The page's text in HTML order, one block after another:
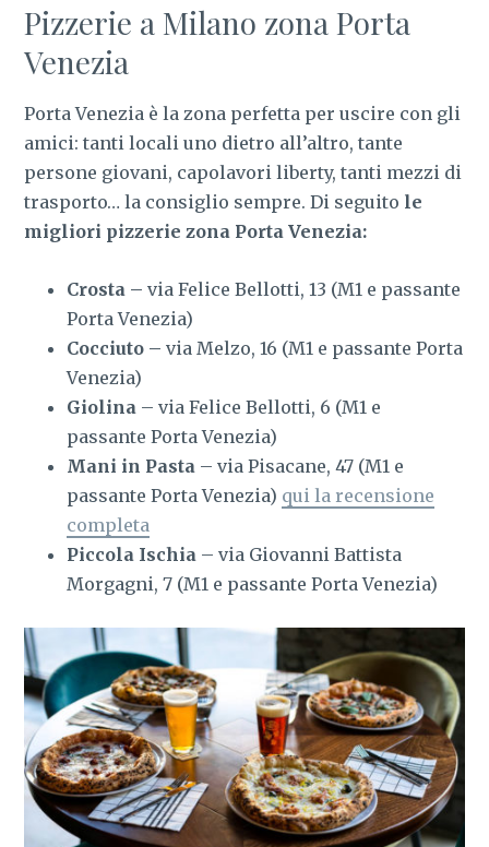
Pizzerie a Milano zona Porta
Venezia
Porta Venezia è la zona perfetta per uscire con gli
amici: tanti locali uno dietro all’altro, tante
persone giovani, capolavori liberty, tanti mezzi di
trasporto… la consiglio sempre. Di seguito le
migliori pizzerie zona Porta Venezia:
Crosta – via Felice Bellotti, 13 (M1 e passante
Porta Venezia)
Cocciuto – via Melzo, 16 (M1 e passante Porta
Venezia)
Giolina – via Felice Bellotti, 6 (M1 e
passante Porta Venezia)
Mani in Pasta – via Pisacane, 47 (M1 e
passante Porta Venezia) qui la recensione
completa
Piccola Ischia – via Giovanni Battista
Morgagni, 7 (M1 e passante Porta Venezia)